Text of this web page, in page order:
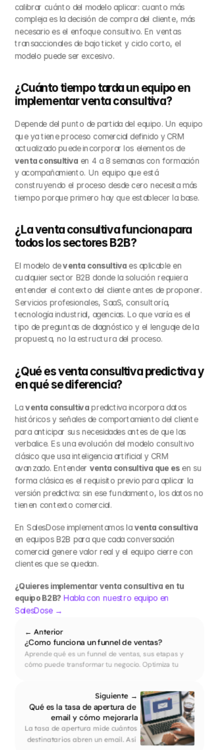
calibrar cuánto del modelo aplicar: cuanto más
compleja es la decisión de compra del cliente, más
necesario es el enfoque consultivo. En ventas
transaccionales de bajo ticket y ciclo corto, el
modelo puede ser excesivo.
¿Cuánto tiempo tarda un equipo en
implementar venta consultiva?
Depende del punto de partida del equipo. Un equipo
que ya tiene proceso comercial definido y CRM
actualizado puede incorporar los elementos de
venta consultiva en 4 a 8 semanas con formación
y acompañamiento. Un equipo que está
construyendo el proceso desde cero necesita más
tiempo porque primero hay que establecer la base.
¿La venta consultiva funciona para
todos los sectores B2B?
El modelo de venta consultiva es aplicable en
cualquier sector B2B donde la solución requiera
entender el contexto del cliente antes de proponer.
Servicios profesionales, SaaS, consultoría,
tecnología industrial, agencias. Lo que varía es el
tipo de preguntas de diagnóstico y el lenguaje de la
propuesta, no la estructura del proceso.
¿Qué es venta consultiva predictiva y
en qué se diferencia?
La venta consultiva predictiva incorpora datos
históricos y señales de comportamiento del cliente
para anticipar sus necesidades antes de que las
verbalice. Es una evolución del modelo consultivo
clásico que usa inteligencia artificial y CRM
avanzado. Entender venta consultiva que es en su
forma clásica es el requisito previo para aplicar la
versión predictiva: sin ese fundamento, los datos no
tienen contexto comercial.
En SalesDose implementamos la venta consultiva
en equipos B2B para que cada conversación
comercial genere valor real y el equipo cierre con
clientes que se quedan.
¿Quieres implementar venta consultiva en tu
equipo B2B? Habla con nuestro equipo en
SalesDose →
← Anterior
¿Como funciona un funnel de ventas?
Aprende qué es un funnel de ventas, sus etapas y
cómo puede transformar tu negocio. Optimiza tu
Siguiente →
Qué es la tasa de apertura de
email y cómo mejorarla
La tasa de apertura mide cuántos
destinatarios abren un email. Así